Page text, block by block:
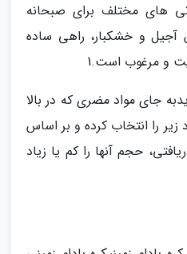
های مختلف برای صبحانه
آجیل و خشکبار، راهی ساده
و مرغوب است.1
جای مواد مضری که در بالا
زیر را انتخاب کرده و بر اساس
حجم آنها را کم یا زیاد